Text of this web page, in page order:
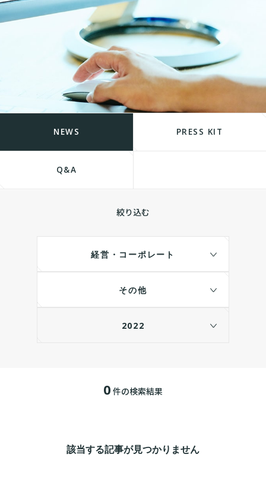
NEWS PRESS KIT
Q&A
絞り込む
経営・コーポレート
その他
2022
0 件の検索結果
該当する記事が見つかりません